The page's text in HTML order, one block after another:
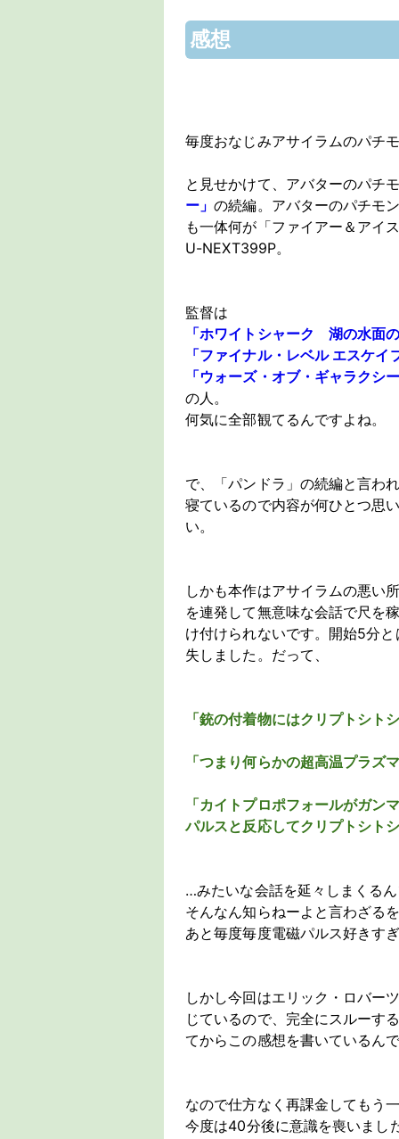
感想
毎度おなじみアサイラムのパチ
と見せかけて、アバターのパチ
ー」の続編。アバターのパチモ
も一体何が「ファイアー＆アイ
U-NEXT399P。
監督は
「ホワイトシャーク 湖の水面
「ファイナル・レベル エスケ
「ウォーズ・オブ・ギャラクシ
の人。
何気に全部観てるんですよね。
で、「パンドラ」の続編と言わ
寝ているので内容が何ひとつ思
い。
しかも本作はアサイラムの悪い
を連発して無意味な会話で尺を
け付けられないです。開始5分
失しました。だって、
「銃の付着物にはクリプトシト
「つまり何らかの超高温プラズ
「カイトプロポフォールがガン
パルスと反応してクリプトシト
…みたいな会話を延々しまくる
そんなん知らねーよと言わざる
あと毎度毎度電磁パルス好きす
しかし今回はエリック・ロバー
じているので、完全にスルーす
てからこの感想を書いているん
なので仕方なく再課金してもう
今度は40分後に意識を喪いまし